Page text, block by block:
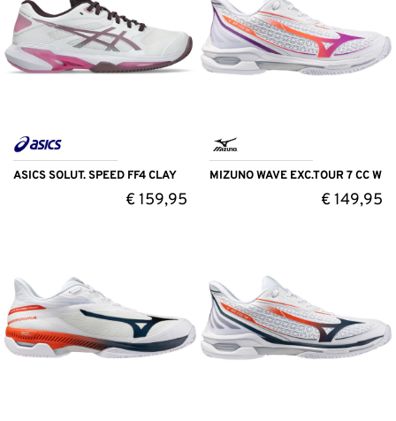
ASICS SOLUT. SPEED FF4 CLAY
€159,95
MIZUNO WAVE EXC.TOUR 7 CC W
€149,95